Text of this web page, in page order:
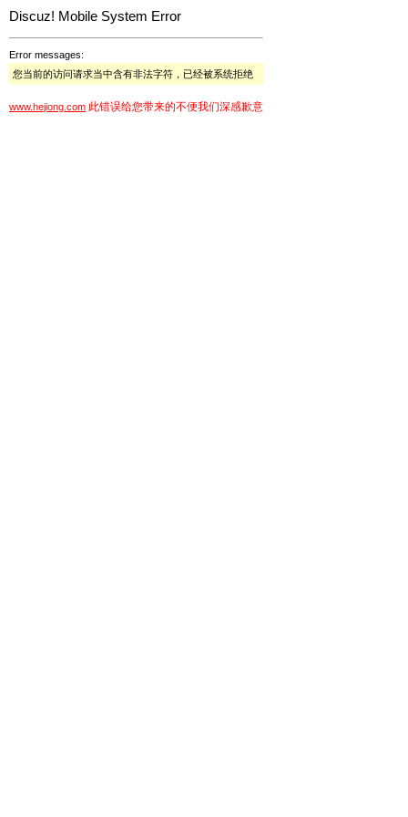
Discuz! Mobile System Error
Error messages:
您当前的访问请求当中含有非法字符，已经被系统拒绝
www.hejiong.com 此错误给您带来的不便我们深感歉意